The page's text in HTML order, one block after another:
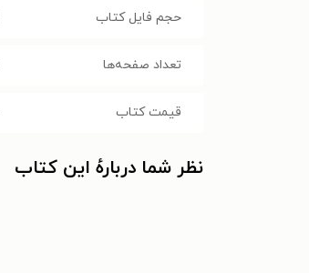
حجم فایل کتاب
تعداد صفحه‌ها
قیمت کتاب
نظر شما دربارهٔ این کتاب